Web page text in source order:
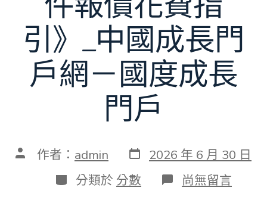
引》_中國成長門
戶網－國度成長
門戶
文 作者： admin 發
表
日
期
2026 年 6 月 30 日
分
類
分類於 分數 在
〈車
尚無留言